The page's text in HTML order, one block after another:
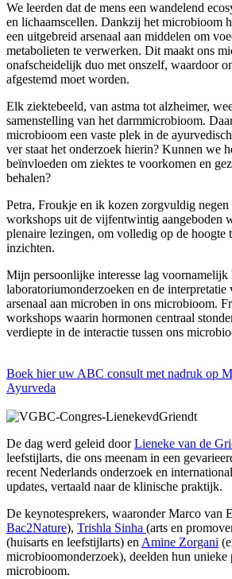
We leerden dat de mens een wandelend
en lichaamscellen. Dankzij het microbioom
een uitgebreid arsenaal aan middelen om
metabolieten te verwerken. Dit maakt ons
onafscheidelijk duo met onszelf, waardoor
afgestemd moet worden.
Elk ziektebeeld, van astma tot alzheimer,
samenstelling van het darmmicrobioom.
microbioom een vaste plek in de
ver staat het onderzoek hierin? Kunnen we
beïnvloeden om ziektes te voorkomen en
behalen?
Petra, Froukje en ik kozen zorgvuldig
workshops uit de vijfentwintig aangeboden
plenaire lezingen, om volledig op de hoogte
inzichten.
Mijn persoonlijke interesse lag voornamelijk
laboratoriumonderzoeken en de interpretatie
arsenaal aan microben in ons microbioom.
workshops waarin hormonen centraal
verdiepte in de interactie tussen ons
Boek hier uw ABC consult met nadruk op
Ayurveda
De dag werd geleid doorLieneke van de
leefstijlarts, die ons meenam in een
recent Nederlands onderzoek en
updates, vertaald naar de klinische praktijk.
De keynotesprekers, waaronder Marco van
Bac2Nature), Trishla Sinha (arts en
(huisarts en leefstijlarts) en Amine Zorgani
microbioomonderzoek), deelden hun unieke
microbioom.